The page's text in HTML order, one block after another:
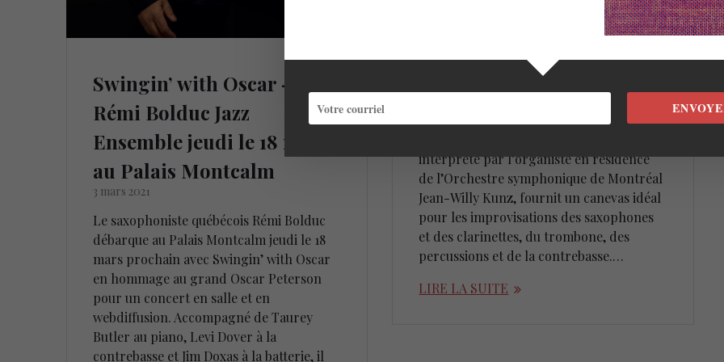
Swingin’ with Oscar –
Rémi Bolduc Jazz
Ensemble jeudi le 18 mars
au Palais Montcalm
3 mars 2021
Le saxophoniste québécois Rémi Bolduc
débarque au Palais Montcalm jeudi le 18
mars prochain avec Swingin’ with Oscar
en hommage au grand Oscar Peterson
pour un concert en salle et en
webdiffusion. Accompagné de Taurey
Butler au piano, Levi Dover à la
contrebasse et Jim Doxas à la batterie, il
L’ensemble InSpirations trouve son
essence dans l’assemblage subtil des
l’orgue, offrant ainsi une palette de
interprété par l’organiste en résidence
de l’Orchestre symphonique de Montréal
Jean-Willy Kunz, fournit un canevas idéal
pour les improvisations des saxophones
et des clarinettes, du trombone, des
percussions et de la contrebasse.…
LIRE LA SUITE